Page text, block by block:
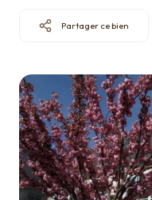
son
bien en
Qui
sommes
nous ?
Contact
Partager ce bien